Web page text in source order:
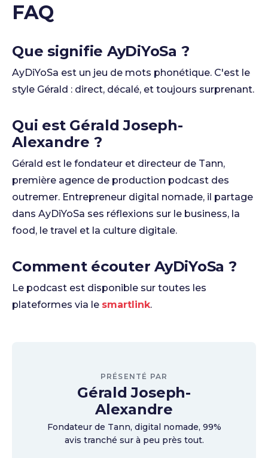
FAQ
Que signifie AyDiYoSa ?
AyDiYoSa est un jeu de mots phonétique. C'est le
style Gérald : direct, décalé, et toujours surprenant.
Qui est Gérald Joseph-
Alexandre ?
Gérald est le fondateur et directeur de Tann,
première agence de production podcast des
outremer. Entrepreneur digital nomade, il partage
dans AyDiYoSa ses réflexions sur le business, la
food, le travel et la culture digitale.
Comment écouter AyDiYoSa ?
Le podcast est disponible sur toutes les
plateformes via le smartlink.
PRÉSENTÉ PAR
Gérald Joseph-
Alexandre
Fondateur de Tann, digital nomade, 99%
avis tranché sur à peu près tout.